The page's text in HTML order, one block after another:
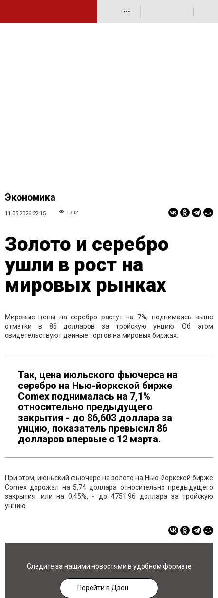
•••
Экономика
11.05.2026 22:15 1332
Золото и серебро
ушли в рост на
мировых рынках
Мировые цены на серебро растут на 7%, поднимаясь выше
отметки в 86 долларов за тройскую унцию. Об этом
свидетельствуют данные торгов на мировых биржах.
Так, цена июльского фьючерса на
серебро на Нью-йоркской бирже
Comex поднималась на 7,1%
относительно предыдущего
закрытия - до 86,603 доллара за
унцию, показатель превысил 86
долларов впервые с 12 марта.
При этом, июньский фьючерс на золото на Нью-йоркской бирже
Comex дорожал на 5,74 доллара относительно предыдущего
закрытия, или на 0,45%, - до 4751,96 доллара за тройскую
унцию.
Следите за нашими новостями в удобном формате
Перейти в Дзен